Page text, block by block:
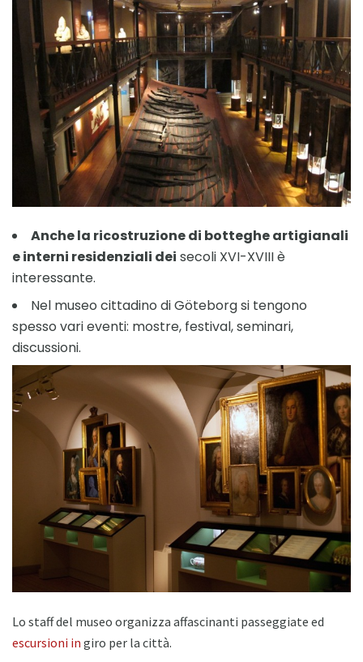
Anche la ricostruzione di botteghe artigianali
e interni residenziali dei secoli XVI-XVIII è
interessante.
Nel museo cittadino di Göteborg si tengono
spesso vari eventi: mostre, festival, seminari,
discussioni.
Lo staff del museo organizza affascinanti passeggiate ed
escursioni in giro per la città.